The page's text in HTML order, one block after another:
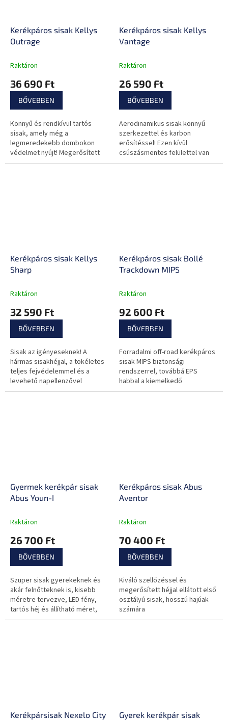
Kerékpáros sisak Kellys
Outrage
Raktáron
36 690 Ft
BŐVEBBEN
Könnyű és rendkívül tartós
sisak, amely még a
legmeredekebb dombokon
védelmet nyújt! Megerősített
hátsó résszel, Coolmax
Kerékpáros sisak Kellys
Vantage
Raktáron
26 590 Ft
BŐVEBBEN
Aerodinamikus sisak könnyű
szerkezettel és karbon
erősítéssel! Ezen kívül
csúszásmentes felülettel van
felszerelve a kerékpáros
Kerékpáros sisak Kellys
Sharp
Raktáron
32 590 Ft
BŐVEBBEN
Sisak az igényeseknek! A
hármas sisakhéjjal, a tökéletes
teljes fejvédelemmel és a
levehető napellenzővel
biztonságosan elindulhatsz
Kerékpáros sisak Bollé
Trackdown MIPS
Raktáron
92 600 Ft
BŐVEBBEN
Forradalmi off-road kerékpáros
sisak MIPS biztonsági
rendszerrel, továbbá EPS
habbal a kiemelkedő
ütéselnyelés és kifinomult
Gyermek kerékpár sisak
Abus Youn-I
Raktáron
26 700 Ft
BŐVEBBEN
Szuper sisak gyerekeknek és
akár felnőtteknek is, kisebb
méretre tervezve, LED fény,
tartós héj és állítható méret,
biztonságot és kényelmet nyújt.
Kerékpáros sisak Abus
Aventor
Raktáron
70 400 Ft
BŐVEBBEN
Kiváló szellőzéssel és
megerősített héjjal ellátott első
osztályú sisak, hosszú hajúak
számára
Kerékpársisak Nexelo City
Gyerek kerékpár sisak